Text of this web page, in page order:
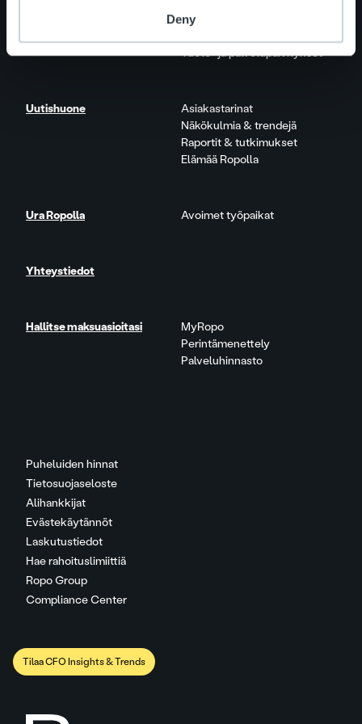
Deny
Puheluiden hinnat
Tietosuojaseloste
Alihankkijat
Evästekäytännöt
Laskutustiedot
Hae rahoituslimiittiä
Ropo Group
Compliance Center
One platform
Tuote- ja palvelupäivitykset
Uutishuone
Asiakastarinat
Näkökulmia & trendejä
Raportit & tutkimukset
Elämää Ropolla
Ura Ropolla Avoimet työpaikat
Yhteystiedot
Hallitse maksuasioitasi
MyRopo
Perintämenettely
Palveluhinnasto
Tilaa CFO Insights & Trends